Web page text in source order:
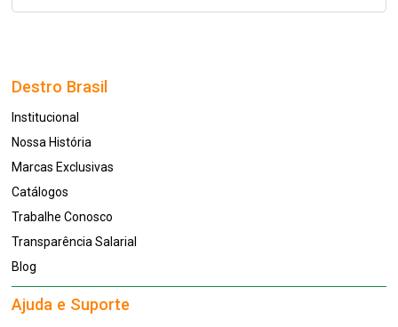
Destro Brasil
Institucional
Nossa História
Marcas Exclusivas
Catálogos
Trabalhe Conosco
Transparência Salarial
Blog
Ajuda e Suporte